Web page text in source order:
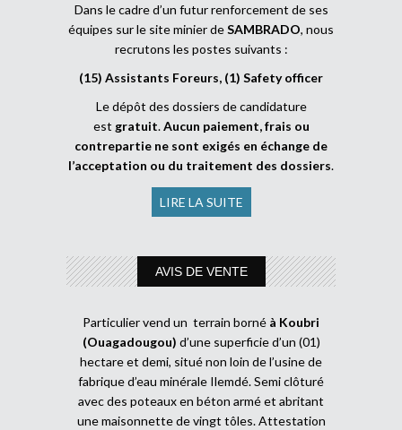
Dans le cadre d’un futur renforcement de ses
équipes sur le site minier deSAMBRADO, nous
recrutons les postes suivants :
(15) Assistants Foreurs, (1) Safety officer
Le dépôt des dossiers de candidature
est gratuit.Aucun paiement, frais ou
contrepartie ne sont exigés en échange de
l’acceptation ou du traitement des dossiers.
LIRE LA SUITE
AVIS DE VENTE
Particulier vend un terrain borné à Koubri
(Ouagadougou) d’une superficie d’un (01)
hectare et demi, situé non loin de l’usine de
fabrique d’eau minérale Ilemdé. Semi clôturé
avec des poteaux en béton armé et abritant
une maisonnette de vingt tôles. Attestation